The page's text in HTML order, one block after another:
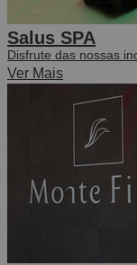
Salus SPA
Disfrute das nossas
Ver Mais